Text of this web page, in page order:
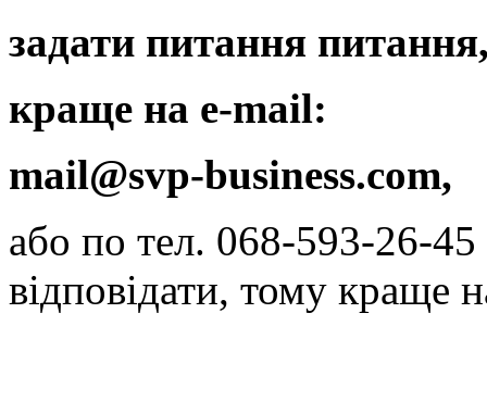
задати питання
краще на е-mail:
mail@svp-business.com,
або по тел. 068-593-26-
відповідати, тому краще